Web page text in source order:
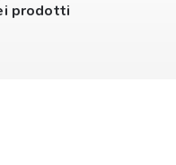
prodotti